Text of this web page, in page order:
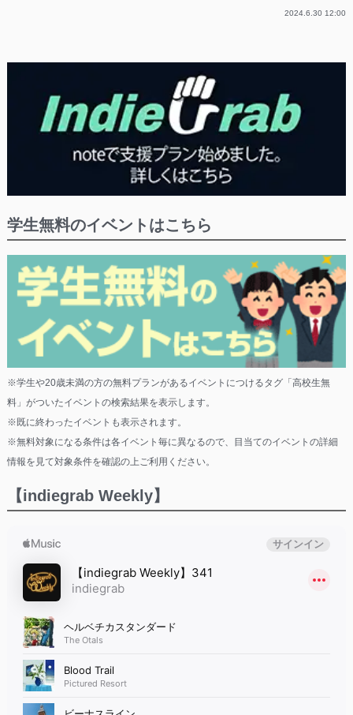
2024.6.30 12:00
学生無料のイベントはこちら
※学生や20歳未満の方の無料プランがあるイベントにつけるタグ「高校生無
料」がついたイベントの検索結果を表示します。
※既に終わったイベントも表示されます。
※無料対象になる条件は各イベント毎に異なるので、目当てのイベントの詳細
情報を見て対象条件を確認の上ご利用ください。
【indiegrab Weekly】